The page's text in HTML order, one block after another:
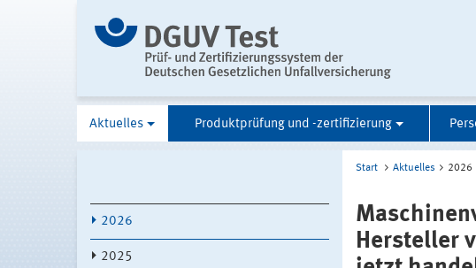
Aktuelles Produktprüfung und -zertifizierung
2026
2025
Start Aktuelles 2026
Hersteller